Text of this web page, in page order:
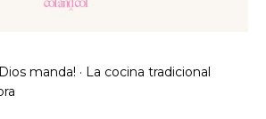
manda! · La cocina tradicional